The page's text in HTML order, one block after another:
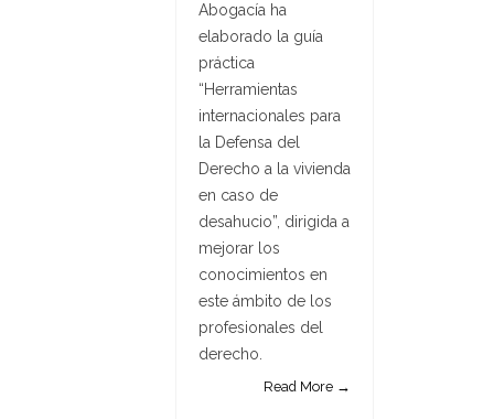
Abogacía ha
elaborado la guía
práctica
“Herramientas
internacionales para
la Defensa del
Derecho a la vivienda
en caso de
desahucio”, dirigida a
mejorar los
conocimientos en
este ámbito de los
profesionales del
derecho.
Read More →